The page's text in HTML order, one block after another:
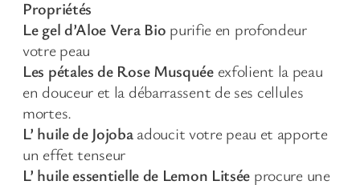
Propriétés
Le gel d’Aloe Vera Bio purifie en profondeur
votre peau
Les pétales de Rose Musquéeexfolient la peau
en douceur et la débarrassent de ses cellules
mortes.
L’ huile de Jojobaadoucit votre peau et apporte
un effet tenseur
L’ huile essentielle de Lemon Litsée procure une